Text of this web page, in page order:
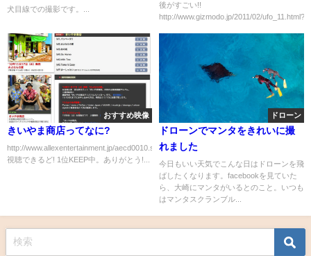
犬目線での撮影です。...
後がすごい!!
http://www.gizmodo.jp/2011/02/ufo_11.html?...
おすすめ映像
きいやま商店ってなに?
http://www.allexentertainment.jp/aecd0010.shtml
視聴できるど! 1位KEEP中。ありがとう!...
ドローン
ドローンでマンタをきれいに撮
れました
今日もいい天気でこんな日はドローンを飛
ばしたくなります。facebookを見ていた
ら、大崎にマンタがいるとのこと。いつも
はマンタスクランブル...